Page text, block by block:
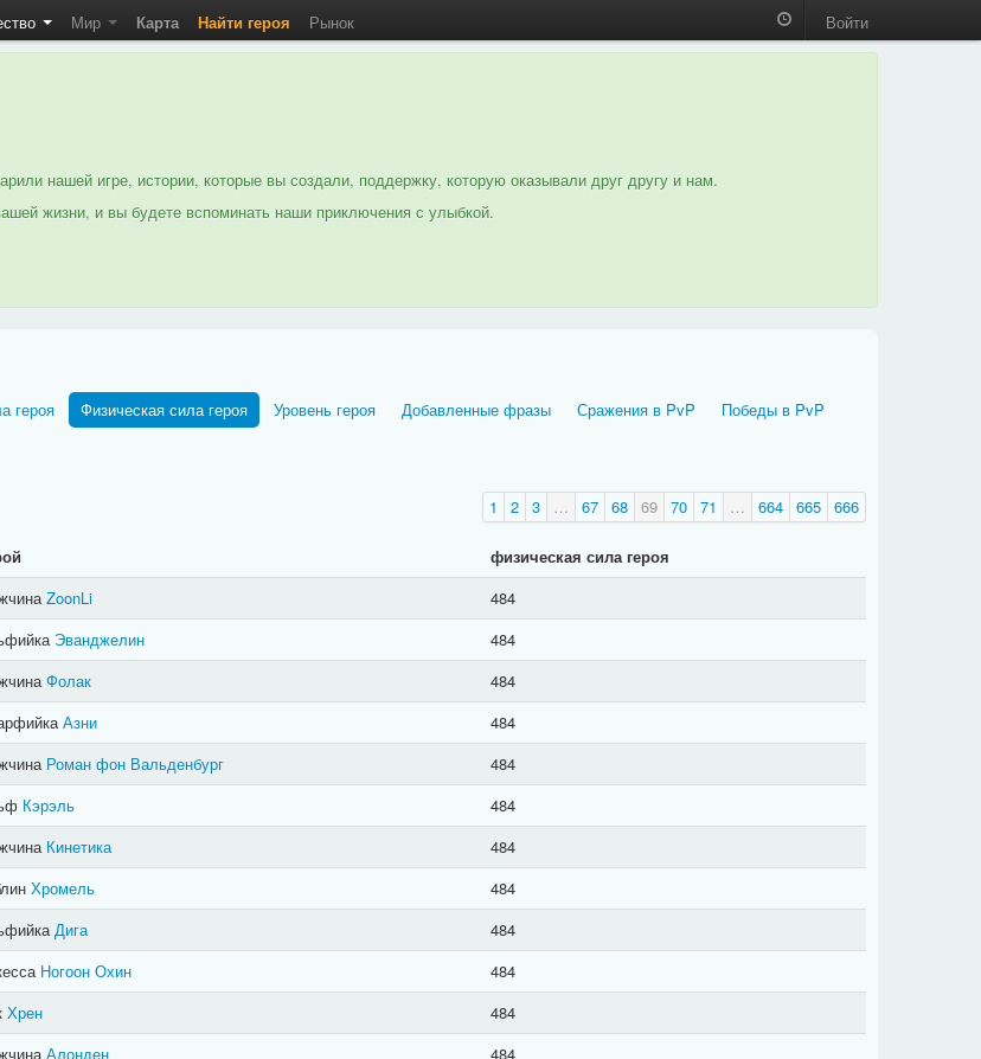
Мир Карта Найти героя Рынок Войти
нашей игре, истории, которые вы создали, поддержку, которую оказывали друг другу и нам.
жизни, и вы будете вспоминать наши приключения с улыбкой.
героя Физическая сила героя Уровень героя Добавленные фразы Сражения в PvP
Победы в PvP
1 2 3 … 67 68 69 70 71 … 664 665 666
физическая сила героя
ZoonLi
484
Эванджелин
484
Фолак
484
Азни
484
Роман фон Вальденбург
484
Кэрэль
484
Кинетика
484
Хромель
484
Дига
484
Ногоон Охин
484
Хрен
484
Алонден
484